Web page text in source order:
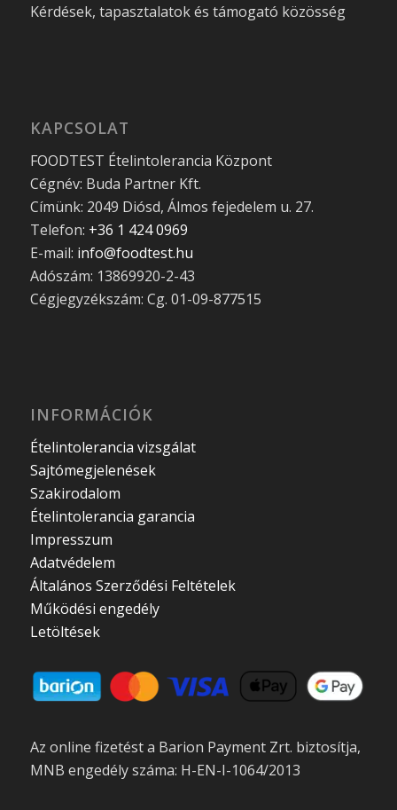
Kérdések, tapasztalatok és támogató közösség
KAPCSOLAT
FOODTEST Ételintolerancia Központ
Cégnév: Buda Partner Kft.
Címünk: 2049 Diósd, Álmos fejedelem u. 27.
Telefon: +36 1 424 0969
E-mail: info@foodtest.hu
Adószám: 13869920-2-43
Cégjegyzékszám: Cg. 01-09-877515
INFORMÁCIÓK
Ételintolerancia vizsgálat
Sajtómegjelenések
Szakirodalom
Ételintolerancia garancia
Impresszum
Adatvédelem
Általános Szerződési Feltételek
Működési engedély
Letöltések
Az online fizetést a Barion Payment Zrt. biztosítja,
MNB engedély száma: H-EN-I-1064/2013